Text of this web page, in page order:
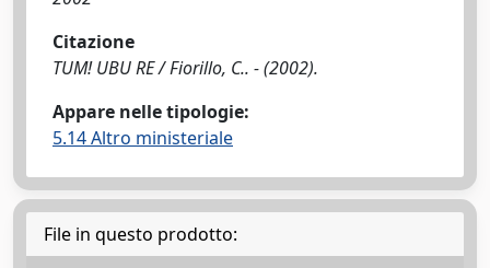
Citazione
TUM! UBU RE / Fiorillo, C.. - (2002).
Appare nelle tipologie:
5.14 Altro ministeriale
File in questo prodotto: